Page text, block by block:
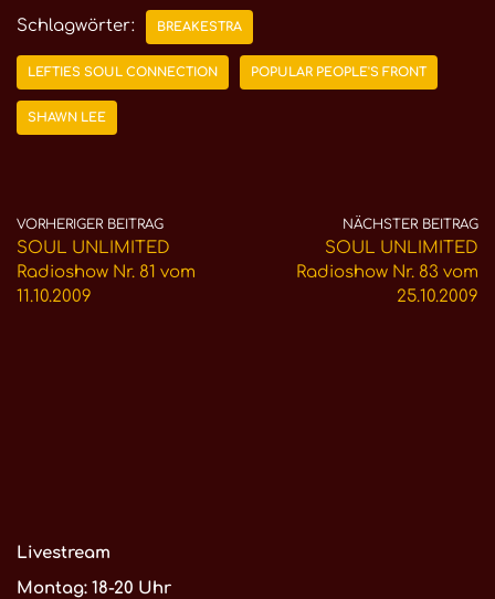
Schlagwörter: BREAKESTRA
LEFTIES SOUL CONNECTION POPULAR PEOPLE'S FRONT
SHAWN LEE
VORHERIGER BEITRAG
SOUL UNLIMITED
Radioshow Nr. 81 vom
11.10.2009
NÄCHSTER BEITRAG
SOUL UNLIMITED
Radioshow Nr. 83 vom
25.10.2009
Livestream
Montag: 18-20 Uhr